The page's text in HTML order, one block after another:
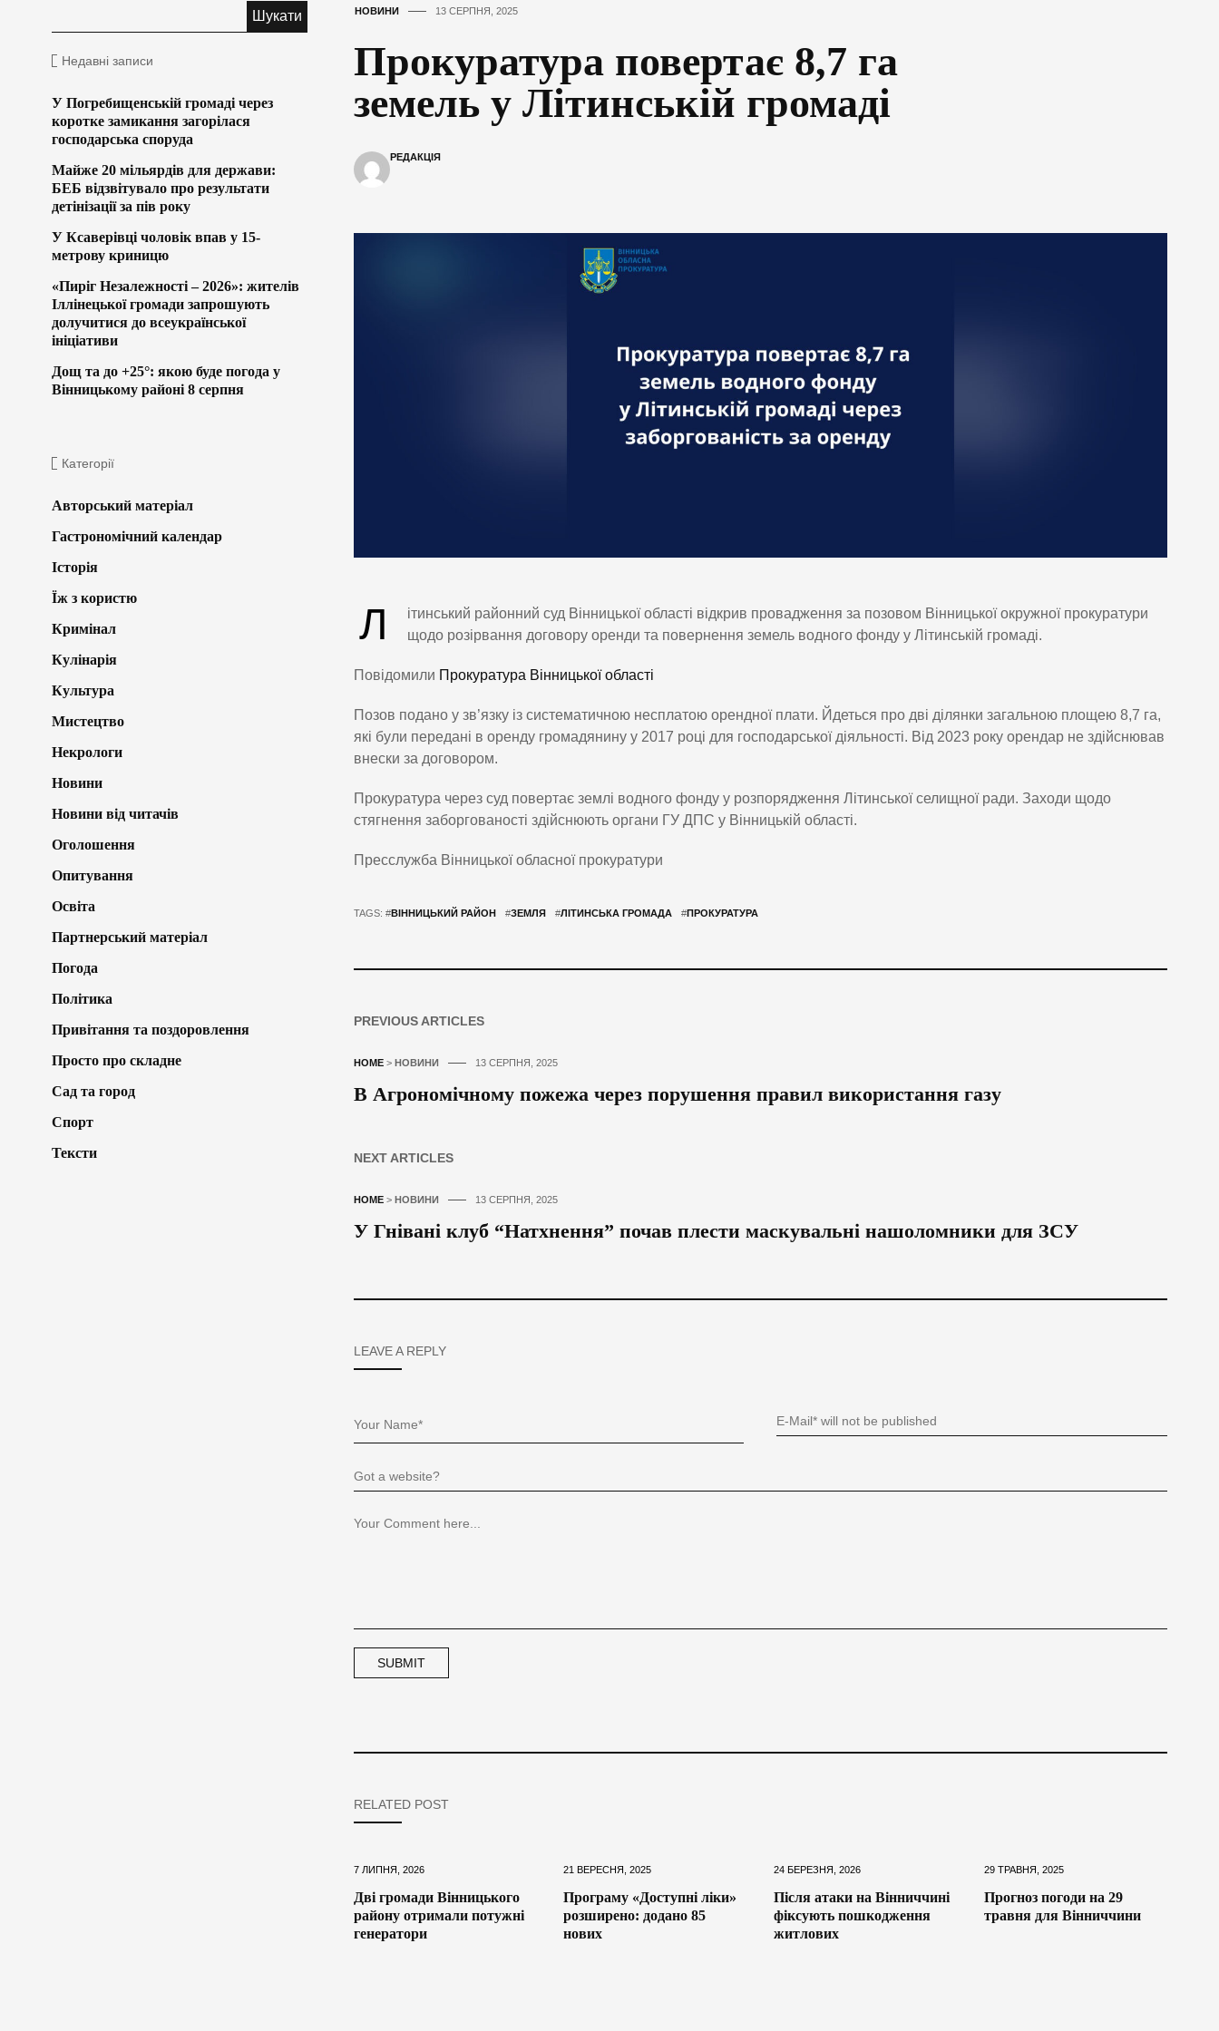
НОВИНИ 13 СЕРПНЯ, 2025
Прокуратура повертає 8,7 га
земель у Літинській громаді
РЕДАКЦІЯ
Л
ітинський районний суд Вінницької області відкрив провадження за позовом Вінницької окружної прокуратури
щодо розірвання договору оренди та повернення земель водного фонду у Літинській громаді.
Повідомили Прокуратура Вінницької області
Позов подано у зв’язку із систематичною несплатою орендної плати. Йдеться про дві ділянки загальною площею 8,7 га,
які були передані в оренду громадянину у 2017 році для господарської діяльності. Від 2023 року орендар не здійснював
внески за договором.
Прокуратура через суд повертає землі водного фонду у розпорядження Літинської селищної ради. Заходи щодо
стягнення заборгованості здійснюють органи ГУ ДПС у Вінницькій області.
Пресслужба Вінницької обласної прокуратури
TAGS: #ВІННИЦЬКИЙ РАЙОН #ЗЕМЛЯ #ЛІТИНСЬКА ГРОМАДА #ПРОКУРАТУРА
PREVIOUS ARTICLES
HOME> НОВИНИ 13 СЕРПНЯ, 2025
В Агрономічному пожежа через порушення правил використання газу
NEXT ARTICLES
HOME> НОВИНИ 13 СЕРПНЯ, 2025
У Гнівані клуб “Натхнення” почав плести маскувальні нашоломники для ЗСУ
LEAVE A REPLY
RELATED POST
7 ЛИПНЯ, 2026
Дві громади Вінницького
району отримали потужні
генератори
21 ВЕРЕСНЯ, 2025
Програму «Доступні ліки»
розширено: додано 85
нових
24 БЕРЕЗНЯ, 2026
Після атаки на Вінниччині
фіксують пошкодження
житлових
29 ТРАВНЯ, 2025
Прогноз погоди на 29
травня для Вінниччини
Недавні записи
У Погребищенській громаді через
коротке замикання загорілася
господарська споруда
Майже 20 мільярдів для держави:
БЕБ відзвітувало про результати
детінізації за пів року
У Ксаверівці чоловік впав у 15-
метрову криницю
«Пиріг Незалежності – 2026»: жителів
Іллінецької громади запрошують
долучитися до всеукраїнської
ініціативи
Дощ та до +25°: якою буде погода у
Вінницькому районі 8 серпня
Категорії
Авторський матеріал
Гастрономічний календар
Історія
Їж з користю
Кримінал
Кулінарія
Культура
Мистецтво
Некрологи
Новини
Новини від читачів
Оголошення
Опитування
Освіта
Партнерський матеріал
Погода
Політика
Привітання та поздоровлення
Просто про складне
Сад та город
Спорт
Тексти